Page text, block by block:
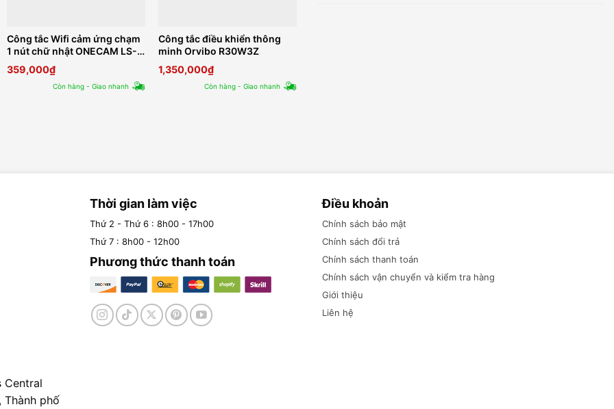
Công tắc Wifi cảm ứng chạm
1 nút chữ nhật ONECAM LS-
101
359,000₫
Còn hàng - Giao nhanh
Công tắc điều khiển thông
minh Orvibo R30W3Z
1,350,000₫
Còn hàng - Giao nhanh
Central
Thành phố
Thời gian làm việc
Thứ 2 - Thứ 6 : 8h00 - 17h00
Thứ 7 : 8h00 - 12h00
Phương thức thanh toán
Điều khoản
Chính sách bảo mật
Chính sách đổi trả
Chính sách thanh toán
Chính sách vận chuyển và kiểm tra hàng
Giới thiệu
Liên hệ